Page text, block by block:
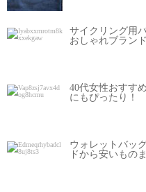
サイクリング用
おしゃれブランド
40代女性おすす
にもぴったり！
ウォレットバッ
ドから安いもの